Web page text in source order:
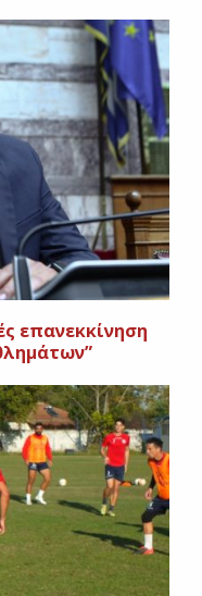
επανεκκίνηση